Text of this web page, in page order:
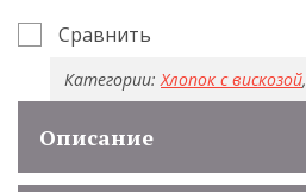
Сравнить
Категории: Хлопок с вискозой,
Описание